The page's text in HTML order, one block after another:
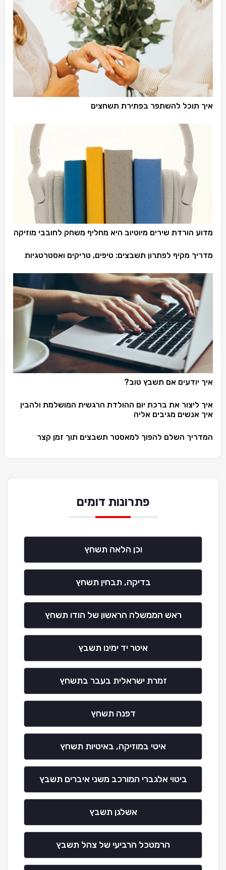
איך תוכל להשתפר בפתירת תשחצים
מדוע הורדת שירים מיוטיוב היא מחליף משחק לחובבי מוזיקה
מדריך מקיף לפתרון תשבצים: טיפים, טריקים ואסטרטגיות
איך יודעים אם תשבץ טוב?
איך ליצור את ברכת יום ההולדת הרגשית המושלמת ולהבין
איך אנשים מגיבים אליה
המדריך השלם להפוך למאסטר תשבצים תוך זמן קצר
פתרונות דומים
וכן הלאה תשחץ
בדיקה, תבחין תשחץ
ראש הממשלה הראשון של הודו תשחץ
איטר יד ימינו תשבץ
זמרת ישראלית בעבר בתשחץ
דפנה תשחץ
איטי במוזיקה, באיטיות תשחץ
ביטוי אלגברי המורכב משני איברים תשבץ
אשלגן תשבץ
הרמטכל הרביעי של צהל תשבץ